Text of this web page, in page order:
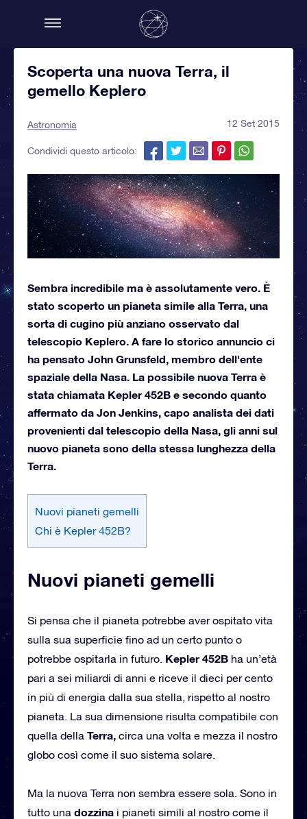
Scoperta una nuova Terra, il
gemello Keplero
Astronomia 12 Set 2015
Condividi questo articolo:
Sembra incredibile ma è assolutamente vero. È
stato scoperto un pianeta simile alla Terra, una
sorta di cugino più anziano osservato dal
telescopio Keplero. A fare lo storico annuncio ci
ha pensato John Grunsfeld, membro dell'ente
spaziale della Nasa. La possibile nuova Terra è
stata chiamata Kepler 452B e secondo quanto
affermato da Jon Jenkins, capo analista dei dati
provenienti dal telescopio della Nasa, gli anni sul
nuovo pianeta sono della stessa lunghezza della
Terra.
Nuovi pianeti gemelli
Chi è Kepler 452B?
Nuovi pianeti gemelli
Si pensa che il pianeta potrebbe aver ospitato vita
sulla sua superficie fino ad un certo punto o
potrebbe ospitarla in futuro. Kepler 452B ha un’età
pari a sei miliardi di anni e riceve il dieci per cento
in più di energia dalla sua stella, rispetto al nostro
pianeta. La sua dimensione risulta compatibile con
quella della Terra, circa una volta e mezza il nostro
globo così come il suo sistema solare.
Ma la nuova Terra non sembra essere sola. Sono in
tutto una dozzina i pianeti simili al nostro come il